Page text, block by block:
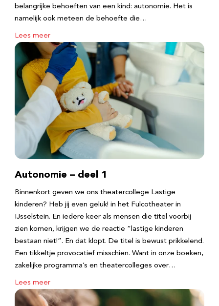
belangrijke behoeften van een kind: autonomie. Het is
namelijk ook meteen de behoefte die…
Lees meer
Autonomie – deel 1
Binnenkort geven we ons theatercollege Lastige
kinderen? Heb jij even geluk! in het Fulcotheater in
IJsselstein. En iedere keer als mensen die titel voorbij
zien komen, krijgen we de reactie “lastige kinderen
bestaan niet!”. En dat klopt. De titel is bewust prikkelend.
Een tikkeltje provocatief misschien. Want in onze boeken,
zakelijke programma’s en theatercolleges over…
Lees meer